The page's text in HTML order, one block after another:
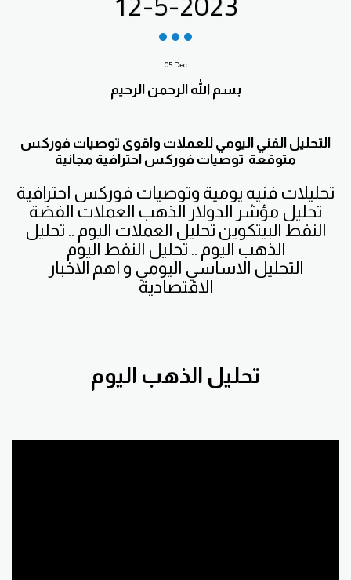
05 Dec
بسم الله الرحمن الرحيم
التحليل الفني اليومي للعملات واقوى توصيات فوركس
متوقعة توصيات فوركس احترافية مجانية
تحليلات فنيه يومية وتوصيات فوركس احترافية
تحليل مؤشر الدولار الذهب العملات الفضة
النفط البيتكوين تحليل العملات اليوم .. تحليل
الذهب اليوم .. تحليل النفط اليوم
التحليل الاساسي اليومي و اهم الاخبار
الاقتصادية